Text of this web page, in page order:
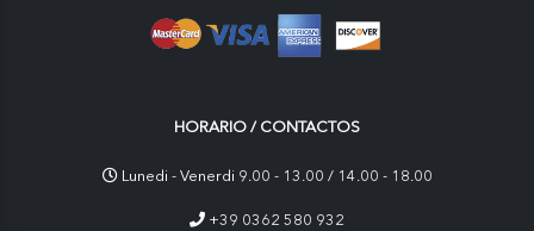
HORARIO / CONTACTOS
Lunedi - Venerdi 9.00 - 13.00 / 14.00 - 18.00
+39 0362 580 932